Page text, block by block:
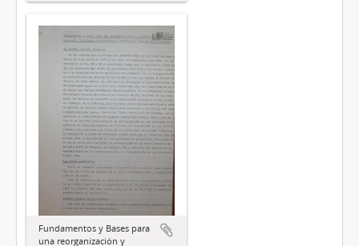
Fundamentos y Bases para
una reorganización y